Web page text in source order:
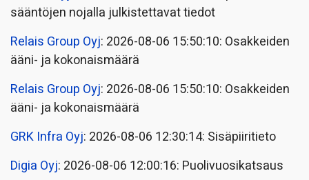
sääntöjen nojalla julkistettavat tiedot
Relais Group Oyj: 2026-08-06 15:50:10: Osakkeiden
ääni- ja kokonaismäärä
Relais Group Oyj: 2026-08-06 15:50:10: Osakkeiden
ääni- ja kokonaismäärä
GRK Infra Oyj: 2026-08-06 12:30:14: Sisäpiiritieto
Digia Oyj: 2026-08-06 12:00:16: Puolivuosikatsaus